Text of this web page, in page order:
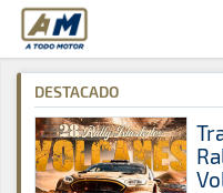
A Todo Motor ·
A Todo Motor » Noticias »
DESTACADO